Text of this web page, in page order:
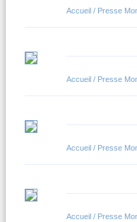
Accueil / Presse
Accueil / Presse
Accueil / Presse
Accueil / Presse